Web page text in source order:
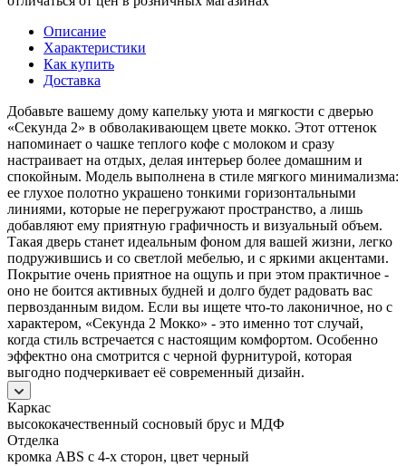
Описание
Характеристики
Как купить
Доставка
Добавьте вашему дому капельку уюта и мягкости с дверью
«Секунда 2» в обволакивающем цвете мокко. Этот оттенок
напоминает о чашке теплого кофе с молоком и сразу
настраивает на отдых, делая интерьер более домашним и
спокойным. Модель выполнена в стиле мягкого минимализма:
ее глухое полотно украшено тонкими горизонтальными
линиями, которые не перегружают пространство, а лишь
добавляют ему приятную графичность и визуальный объем.
Такая дверь станет идеальным фоном для вашей жизни, легко
подружившись и со светлой мебелью, и с яркими акцентами.
Покрытие очень приятное на ощупь и при этом практичное -
оно не боится активных будней и долго будет радовать вас
первозданным видом. Если вы ищете что-то лаконичное, но с
характером, «Секунда 2 Мокко» - это именно тот случай,
когда стиль встречается с настоящим комфортом. Особенно
эффектно она смотрится с черной фурнитурой, которая
выгодно подчеркивает её современный дизайн.
Каркас
высококачественный сосновый брус и МДФ
Отделка
кромка ABS с 4-х сторон, цвет черный